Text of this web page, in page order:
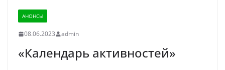
АНОНСЫ
08.06.2023 admin
«Календарь активностей»